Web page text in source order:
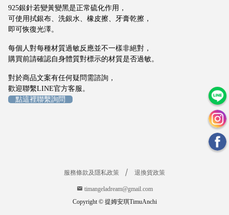
e
l
d
r
e
a
925銀針若變黃變黑是正常硫化作用，
可使用拭銀布、洗銀水、橡皮擦、牙膏乾擦，
即可恢復光澤。
每個人對每種材質過敏反應並不一樣非絕對，
購買前請確認自身體質對標示的材質是否過敏。
對於商品文案有任何疑問需諮詢，
歡迎聯繫LINE官方客服。
點這裡聯繫詢問
服務條款及隱私政策 退換貨政策
timangeladream@gmail.com